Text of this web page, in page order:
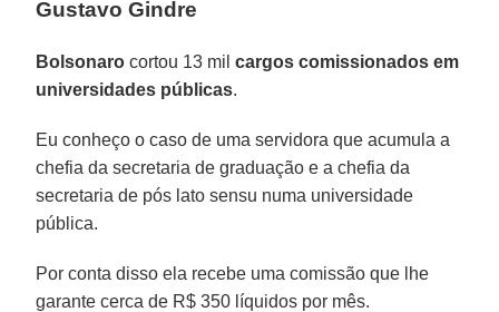
Gustavo Gindre
Bolsonaro cortou 13 mil cargos comissionados em
universidades públicas.
Eu conheço o caso de uma servidora que acumula a
chefia da secretaria de graduação e a chefia da
secretaria de pós lato sensu numa universidade
pública.
Por conta disso ela recebe uma comissão que lhe
garante cerca de R$ 350 líquidos por mês.